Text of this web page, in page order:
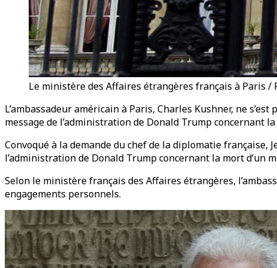
Le ministère des Affaires étrangères français à Paris /
L’ambassadeur américain à Paris, Charles Kushner, ne
message de l’administration de Donald Trump concernant
Convoqué à la demande du chef de la diplomatie française,
l’administration de Donald Trump concernant la mort d’un
Selon le ministère français des Affaires étrangères,
engagements personnels.